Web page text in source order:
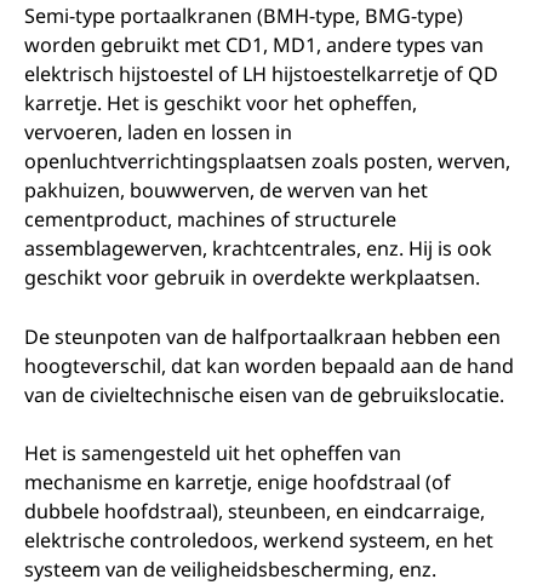
Semi-type portaalkranen (BMH-type, BMG-type)
worden gebruikt met CD1, MD1, andere types van
elektrisch hijstoestel of LH hijstoestelkarretje of QD
karretje. Het is geschikt voor het opheffen,
vervoeren, laden en lossen in
openluchtverrichtingsplaatsen zoals posten, werven,
pakhuizen, bouwwerven, de werven van het
cementproduct, machines of structurele
assemblagewerven, krachtcentrales, enz. Hij is ook
geschikt voor gebruik in overdekte werkplaatsen.
De steunpoten van de halfportaalkraan hebben een
hoogteverschil, dat kan worden bepaald aan de hand
van de civieltechnische eisen van de gebruikslocatie.
Het is samengesteld uit het opheffen van
mechanisme en karretje, enige hoofdstraal (of
dubbele hoofdstraal), steunbeen, en eindcarraige,
elektrische controledoos, werkend systeem, en het
systeem van de veiligheidsbescherming, enz.